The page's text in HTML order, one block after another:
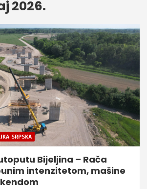
2026.
SRPSKA
Bijeljina – Rača
intenzitetom, mašine